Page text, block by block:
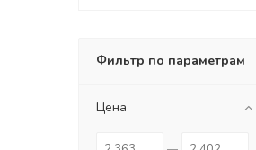
Фильтр по параметрам
Цена